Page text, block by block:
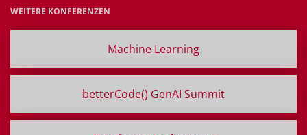
WEITERE KONFERENZEN
Machine Learning
betterCode() GenAI Summit